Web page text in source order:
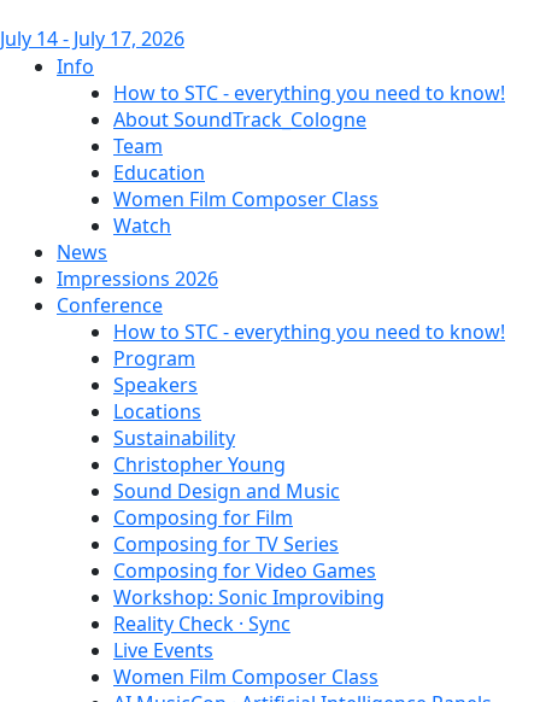
July 14 - July 17, 2026
Info
How to STC - everything you need to know!
About SoundTrack_Cologne
Team
Education
Women Film Composer Class
Watch
News
Impressions 2026
Conference
How to STC - everything you need to know!
Program
Speakers
Locations
Sustainability
Christopher Young
Sound Design and Music
Composing for Film
Composing for TV Series
Composing for Video Games
Workshop: Sonic Improvibing
Reality Check · Sync
Live Events
Women Film Composer Class